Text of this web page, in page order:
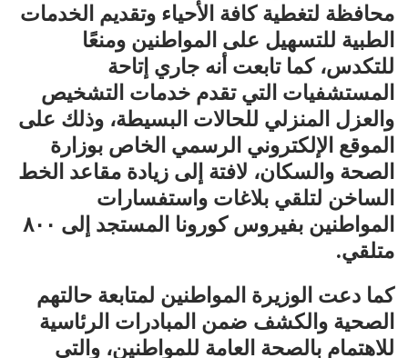
محافظة لتغطية كافة الأحياء وتقديم الخدمات
الطبية للتسهيل على المواطنين ومنعًا
للتكدس، كما تابعت أنه جاري إتاحة
المستشفيات التي تقدم خدمات التشخيص
والعزل المنزلي للحالات البسيطة، وذلك على
الموقع الإلكتروني الرسمي الخاص بوزارة
الصحة والسكان، لافتة إلى زيادة مقاعد الخط
الساخن لتلقي بلاغات واستفسارات
المواطنين بفيروس كورونا المستجد إلى ٨٠٠
متلقي.
كما دعت الوزيرة المواطنين لمتابعة حالتهم
الصحية والكشف ضمن المبادرات الرئاسية
للاهتمام بالصحة العامة للمواطنين، والتي